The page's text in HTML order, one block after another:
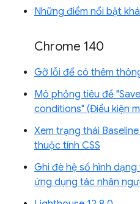
Những điểm nổi bật
Chrome 140
Gỡ lỗi để có thêm
Mô phỏng tiêu đề
conditions" (Điều kiện
Xem trạng thái
thuộc tính CSS
Ghi đè hệ số hình
ứng dụng tác nhân